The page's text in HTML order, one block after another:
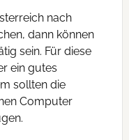
nach
dann können
sein. Für diese
ein gutes
sollten die
Computer